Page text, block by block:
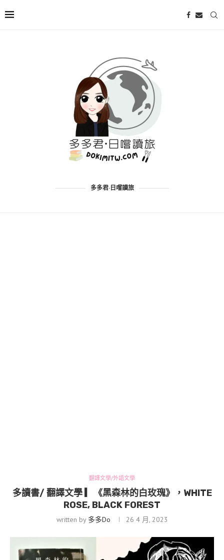
多多君·日嚐讀旅
翻譯文學/外語文學
多讀書/ 翻譯文學 ▎《黑森林的白玫瑰》，WHITE
ROSE, BLACK FOREST
written by 多多Do 26 4 月, 2023